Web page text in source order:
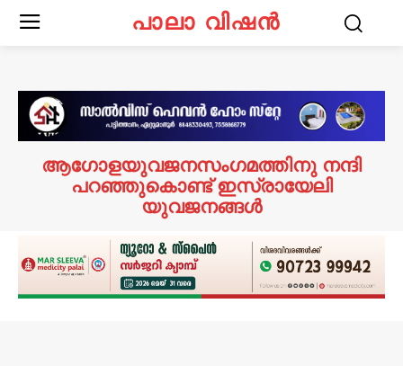
പാലാ വിഷൻ
ആഗോളയുവജനസംഗമത്തിനു നന്ദി
പറഞ്ഞുകൊണ്ട് ഇസ്രായേലി
യുവജനങ്ങൾ